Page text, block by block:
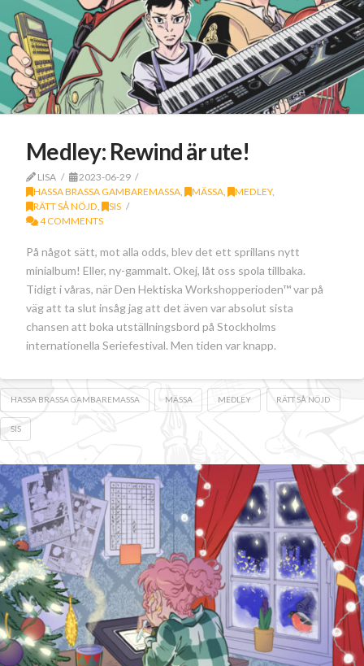
Medley: Rewind är ute!
LISA
2023-06-29
HASSA BRASSA GAMBAREMASSA , MÄSSA , MEDLEY,
RÄTT SÅ NÖJD , SIS
4 COMMENTS
På något sätt, mot alla odds, blev det ett sprillans nytt
minialbum! Eller, ny-gammalt. Okej, låt oss spola tillbaka.
Tidigt i våras, när Den Hektiska Workshopperioden™ var på
väg att ta slut insåg jag att det även var absolut sista
chansen att boka utställningsbord på Stockholms
internationella Seriefestival. Men tiden var knapp.
HASSA BRASSA GAMBAREMASSA MÄSSA MEDLEY RÄTT SÅ NÖJD
SIS